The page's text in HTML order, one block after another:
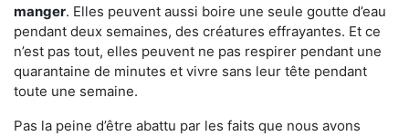
manger. Elles peuvent aussi boire une seule goutte d’eau
pendant deux semaines, des créatures effrayantes. Et ce
n’est pas tout, elles peuvent ne pas respirer pendant une
quarantaine de minutes et vivre sans leur tête pendant
toute une semaine.
Pas la peine d’être abattu par les faits que nous avons